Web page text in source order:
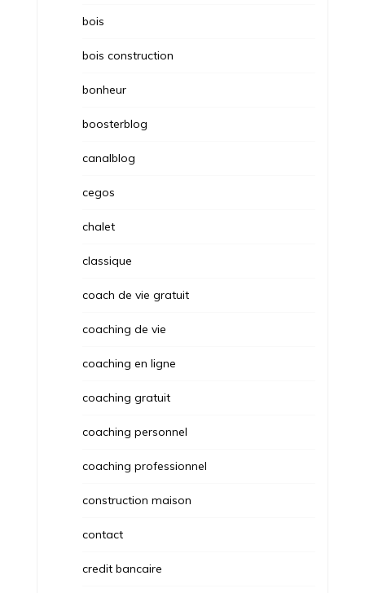
bois
bois construction
bonheur
boosterblog
canalblog
cegos
chalet
classique
coach de vie gratuit
coaching de vie
coaching en ligne
coaching gratuit
coaching personnel
coaching professionnel
construction maison
contact
credit bancaire